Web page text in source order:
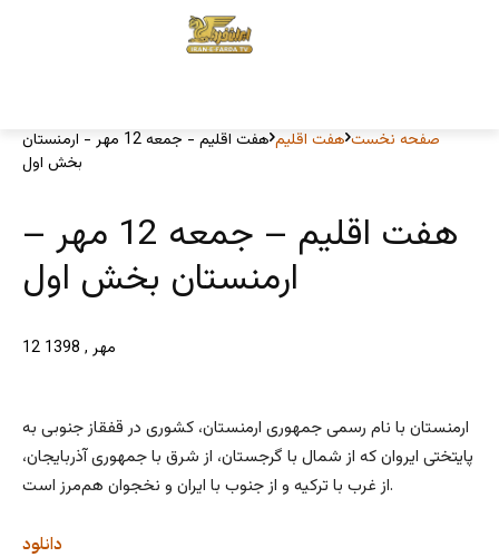
صفحه نخست هفت اقلیم
هفت اقلیم - جمعه 12 مهر - ارمنستان
بخش اول
هفت اقلیم – جمعه 12 مهر –
ارمنستان بخش اول
12 مهر , 1398
ارمنستان با نام رسمی جمهوری ارمنستان، کشوری در قفقاز جنوبی به
پایتختی ایروان که از شمال با گرجستان، از شرق با جمهوری آذربایجان،
از غرب با ترکیه و از جنوب با ایران و نخجوان هم‌مرز است.
دانلود